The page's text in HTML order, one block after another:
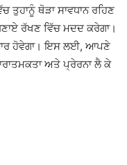
ਤੁਹਾਨੂੰ ਥੋੜਾ ਸਾਵਧਾਨ ਰਹਿਣ
ਰੱਖਣ ਵਿੱਚ ਮਦਦ ਕਰੇਗਾ।
ਹੋਵੇਗਾ। ਇਸ ਲਈ, ਆਪਣੇ
ਅਤੇ ਪ੍ਰੇਰਨਾ ਲੈ ਕੇ